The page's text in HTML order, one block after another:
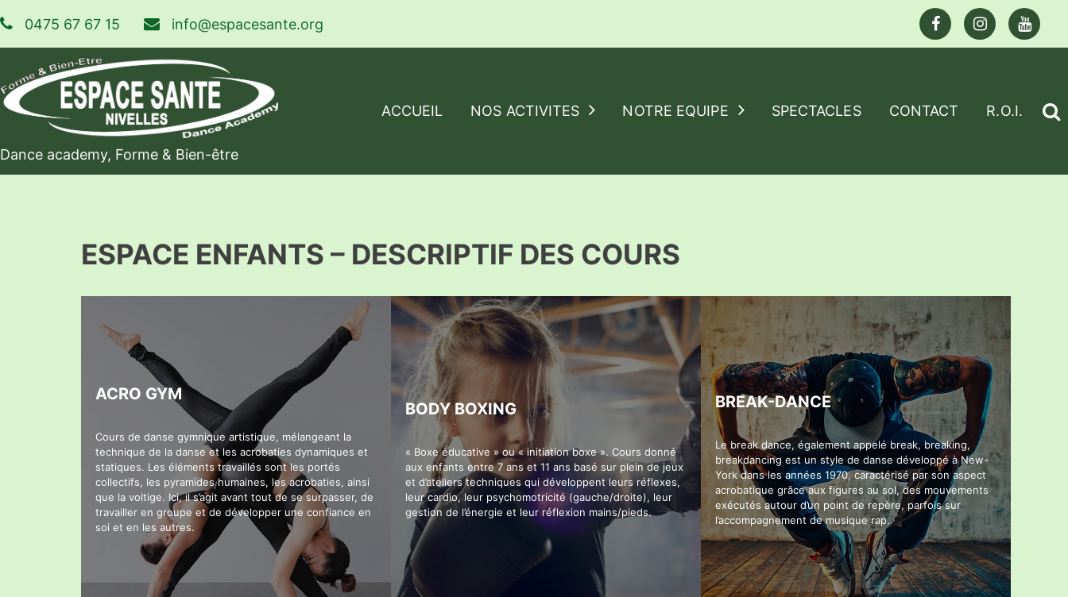
to
content
0475 67 67 15 info@espacesante.org
Dance academy, Forme & Bien-être
ACCUEIL NOS ACTIVITES NOTRE EQUIPE SPECTACLES CONTACT R.O.I.
ESPACE ENFANTS – DESCRIPTIF DES COURS
ACRO GYM
Cours de danse gymnique artistique, mélangeant la
technique de la danse et les acrobaties dynamiques et
statiques. Les éléments travaillés sont les portés
collectifs, les pyramides humaines, les acrobaties, ainsi
que la voltige. Ici, il s’agit avant tout de se surpasser, de
travailler en groupe et de développer une confiance en
soi et en les autres.
BODY BOXING
« Boxe éducative » ou « initiation boxe ». Cours donné
aux enfants entre 7 ans et 11 ans basé sur plein de jeux
et d’ateliers techniques qui développent leurs réflexes,
leur cardio, leur psychomotricité (gauche/droite), leur
gestion de l’énergie et leur réflexion mains/pieds.
BREAK-DANCE
Le break dance, également appelé break, breaking,
breakdancing est un style de danse développé à New-
York dans les années 1970, caractérisé par son aspect
acrobatique grâce aux figures au sol, des mouvements
exécutés autour d’un point de repère, parfois sur
l’accompagnement de musique rap.